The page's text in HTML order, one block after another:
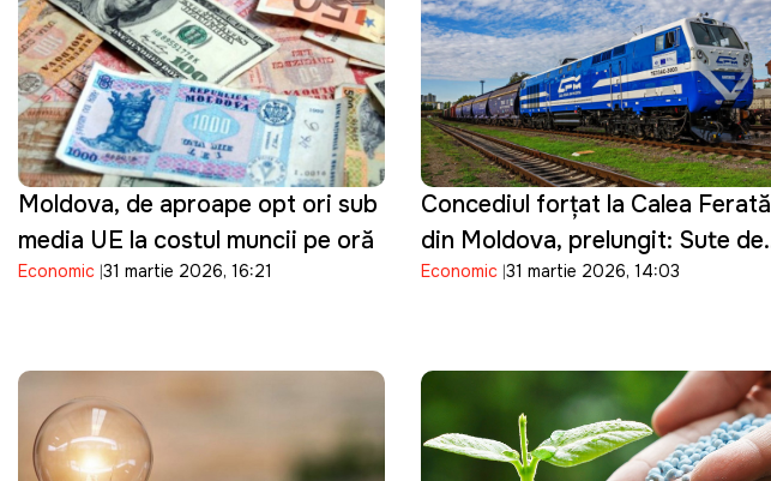
Moldova, de aproape opt ori sub
media UE la costul muncii pe oră
Economic 31 martie 2026, 16:21
Concediul forțat la Calea Ferată
din Moldova, prelungit: Sute de
angajați vor reveni la muncă abia
Economic 31 martie 2026, 14:03